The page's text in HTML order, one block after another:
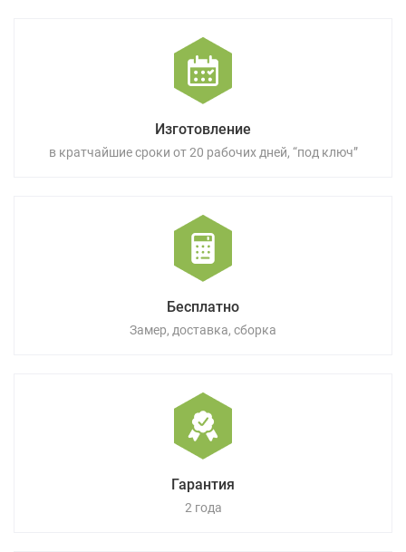
Изготовление
в кратчайшие сроки от 20 рабочих дней, “под ключ”
Бесплатно
Замер, доставка, сборка
Гарантия
2 года